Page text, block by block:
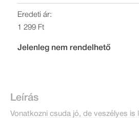
Eredeti ár:
1 299 Ft
Jelenleg nem rendelhető
Leírás
Vonatkozni csuda jó, de veszélyes is